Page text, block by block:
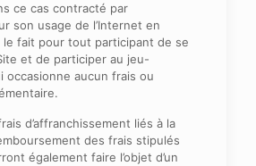
ce cas contracté par
son usage de l’Internet en
fait pour tout participant de se
et de participer au jeu-
occasionne aucun frais ou
d’affranchissement liés à la
des frais stipulés
également faire l’objet d’un